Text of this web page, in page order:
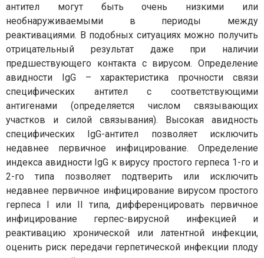
антител могут быть очень низкими или
необнаруживаемыми в периоды между
реактивациями. В подобных ситуациях можно получить
отрицательный результат даже при наличии
предшествующего контакта с вирусом. Определение
авидности IgG – характеристика прочности связи
специфических антител с соответствующими
антигенами (определяется числом связывающих
участков и силой связывания). Высокая авидность
специфических IgG-антител позволяет исключить
недавнее первичное инфицирование. Определение
индекса авидности IgG к вирусу простого герпеса 1-го и
2-го типа позволяет подтверить или исключить
недавнее первичное инфицирование вирусом простого
герпеса I или II типа, дифференцировать первичное
инфицирование герпес-вирусной инфекцией и
реактивацию хронической или латентной инфекции,
оценить риск передачи герпетической инфекции плоду